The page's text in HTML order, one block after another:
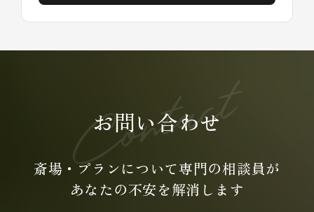
お問い合わせ
斎場・プランについて専門の相談員が
あなたの不安を解消します